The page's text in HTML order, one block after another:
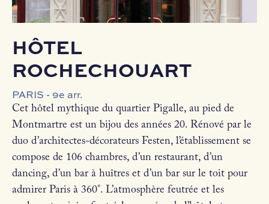
HÔTEL
ROCHECHOUART
PARIS - 9e arr.
Cet hôtel mythique du quartier Pigalle, au pied de
Montmartre est un bijou des années 20. Rénové par le
duo d’architectes-décorateurs Festen, l’établissement se
compose de 106 chambres, d’un restaurant, d’un
dancing, d’un bar à huîtres et d’un bar sur le toit pour
admirer Paris à 360°. L’atmosphère feutrée et les